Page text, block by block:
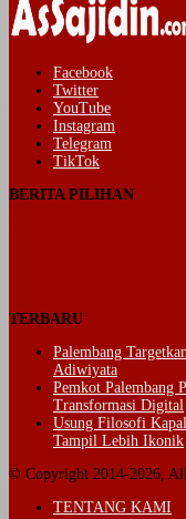
Facebook
Twitter
YouTube
Instagram
Telegram
TikTok
BERITA PILIHAN
TERBARU
Palembang
Adiwiyata
Pemkot Palembang
Transformasi Digital
Usung Filosofi
Tampil Lebih Ikonik
© Copyright 2014-2026,
TENTANG KAMI